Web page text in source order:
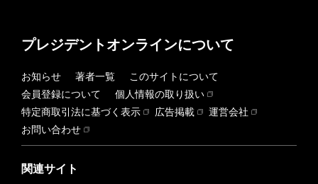
プレジデントオンラインについて
お知らせ 著者一覧
このサイトについて
会員登録について
個人情報の取り扱い
特定商取引法に基づく表示
広告掲載
運営会社
お問い合わせ
関連サイト